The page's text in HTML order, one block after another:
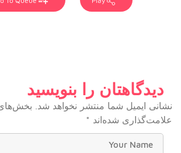
دیدگاهتان را بنویسید
نشانی ایمیل شما منتشر نخواهد شد.
بخش‌های
علامت‌گذاری شده‌اند *